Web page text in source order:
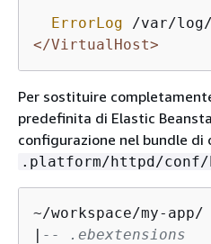
ErrorLog
</VirtualHost>
Per sostituire
predefinita di Elastic
configurazione nel bundle di
.platform/httpd/
~/workspace/my-app/
| -- .ebextensions